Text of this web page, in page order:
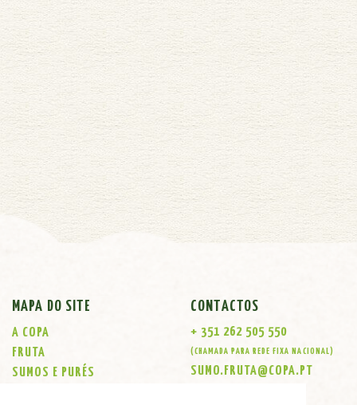
MAPA DO SITE
A COPA
FRUTA
SUMOS E PURÉS
CONTACTOS
+ 351 262 505 550
(CHAMADA PARA REDE FIXA NACIONAL)
SUMO.FRUTA@COPA.PT